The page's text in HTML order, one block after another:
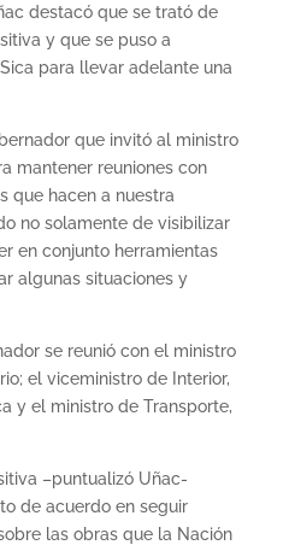
destacó que se trató de
y que se puso a
para llevar adelante una
que invitó al ministro
mantener reuniones con
que hacen a nuestra
no solamente de visibilizar
en conjunto herramientas
algunas situaciones y
se reunió con el ministro
el viceministro de Interior,
y el ministro de Transporte,
–puntualizó Uñac-
de acuerdo en seguir
las obras que la Nación